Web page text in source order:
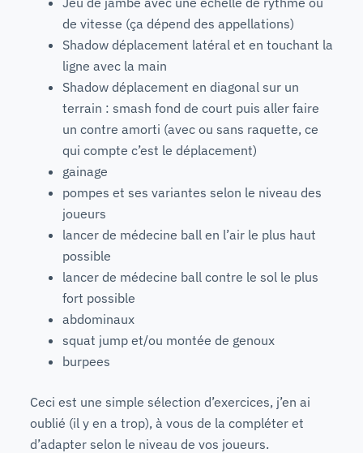
de vitesse (ça dépend des appellations)
Shadow déplacement latéral et en touchant la
ligne avec la main
Shadow déplacement en diagonal sur un
terrain : smash fond de court puis aller faire
un contre amorti (avec ou sans raquette, ce
qui compte c’est le déplacement)
gainage
pompes et ses variantes selon le niveau des
joueurs
lancer de médecine ball en l’air le plus haut
possible
lancer de médecine ball contre le sol le plus
fort possible
abdominaux
squat jump et/ou montée de genoux
burpees
Ceci est une simple sélection d’exercices, j’en ai
oublié (il y en a trop), à vous de la compléter et
d’adapter selon le niveau de vos joueurs.